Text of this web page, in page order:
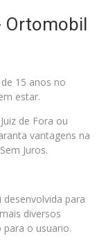
Ortomobil
15 anos no
estar.
de Fora ou
vantagens na
Juros.
para
diversos
o usuario.